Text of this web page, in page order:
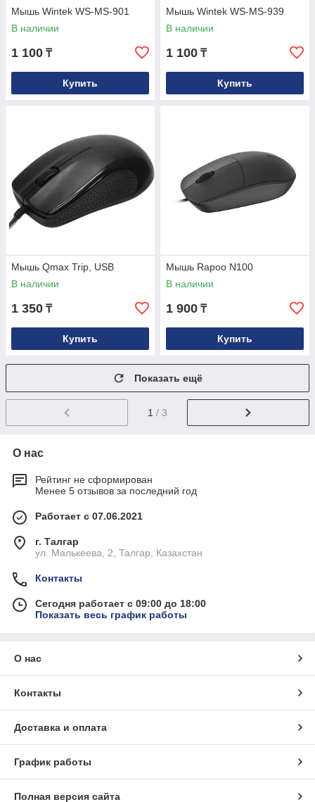
Мышь Wintek WS-MS-901
В наличии
1 100 ₸
Купить
Мышь Wintek WS-MS-939
В наличии
1 100 ₸
Купить
Мышь Qmax Trip, USB
В наличии
1 350 ₸
Купить
Мышь Rapoo N100
В наличии
1 900 ₸
Купить
Показать ещё
1 / 3
О нас
Рейтинг не сформирован
Менее 5 отзывов за последний год
Работает с 07.06.2021
г. Талгар
ул. Малькеева, 2, Талгар, Казахстан
Контакты
Сегодня работает с 09:00 до 18:00
Показать весь график работы
О нас
Контакты
Доставка и оплата
График работы
Полная версия сайта